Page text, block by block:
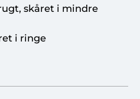
skåret i mindre
i ringe